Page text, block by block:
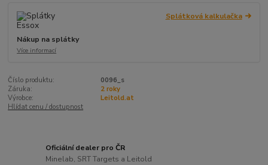
Splátková kalkulačka
Nákup na splátky
Více informací
Číslo produktu:
0096_s
Záruka:
2 roky
Výrobce:
Leitold.at
Hlídat cenu / dostupnost
Oficiální dealer pro ČR
Minelab, SRT Targets a Leitold